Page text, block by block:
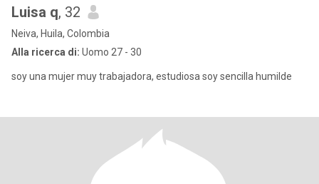
Luisa q, 32
Neiva, Huila, Colombia
Alla ricerca di: Uomo 27 - 30
soy una mujer muy trabajadora, estudiosa soy sencilla humilde